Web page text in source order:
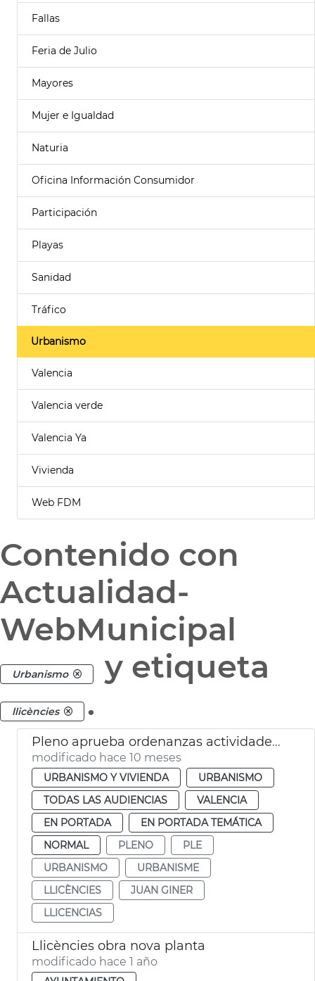
Fallas
Feria de Julio
Mayores
Mujer e Igualdad
Naturia
Oficina Información Consumidor
Participación
Playas
Sanidad
Tráfico
Urbanismo
Valencia
Valencia verde
Valencia Ya
Vivienda
Web FDM
Contenido con
Actualidad-
WebMunicipal
Urbanismo y etiqueta
llicències .
Pleno aprueba ordenanzas actividades zanjas València
modificado hace 10 meses
URBANISMO Y VIVIENDA
URBANISMO
TODAS LAS AUDIENCIAS
VALENCIA
EN PORTADA
EN PORTADA TEMÁTICA
NORMAL
PLENO
PLE
URBANISMO
URBANISME
LLICÈNCIES
JUAN GINER
LLICENCIAS
Llicències obra nova planta
modificado hace 1 año